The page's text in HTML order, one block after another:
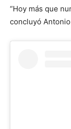
“Hoy más que
concluyó